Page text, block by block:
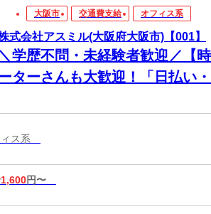
大阪市 交通費支給 オフィス系
式会社アスミル(大阪府大阪市)【001】
＼学歴不問・未経験者歓迎／【
ターさんも大歓迎！「日払い
ィス系
1,600円〜